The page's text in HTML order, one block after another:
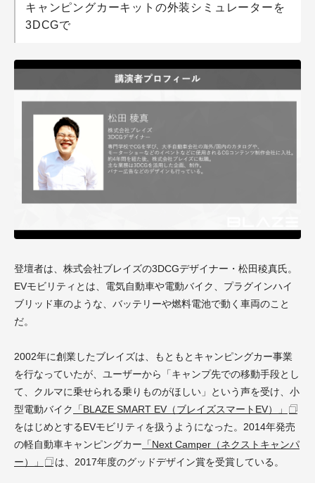
キャンピングカーキットの外装シミュレーターを
3DCGで
登壇者は、株式会社ブレイズの3DCGデザイナー・松田稜真氏。
EVモビリティとは、電気自動車や電動バイク、プラグインハイ
ブリッド車のような、バッテリーや燃料電池で動く車両のこと
だ。
2002年に創業したブレイズは、もともとキャンピングカー事業
を行なっていたが、ユーザーから「キャンプ先での移動手段とし
て、クルマに乗せられる乗りものがほしい」という声を受け、小
型電動バイク
「BLAZE SMART EV（ブレイズスマートEV）」
をはじめとするEVモビリティを扱うようになった。2014年発売
の軽自動車キャンピングカー 「Next Camper（ネクストキャンパ
ー）」
は、2017年度のグッドデザイン賞を受賞している。